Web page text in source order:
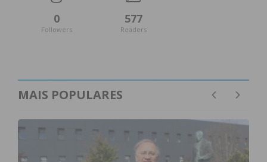
0
Followers
577
Readers
MAIS POPULARES